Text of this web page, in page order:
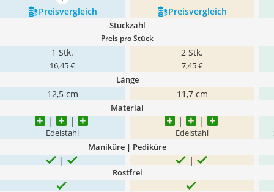
Preis­vergleich
Preis­vergleich
Stückzahl
Preis pro Stück
1 Stk.
16,45 €
2 Stk.
7,45 €
Länge
12,5 cm 11,7 cm
Material
Edelstahl Edelstahl
Maniküre | Pediküre
Rostfrei